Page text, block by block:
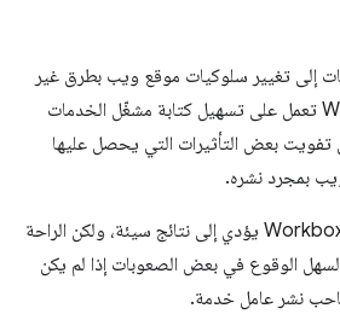
إلى تغيير سلوكيات موقع ويب بطرق غير
متوقعة. نظرًا لأن Workbox تعمل على تسهيل كتابة مشغّل الخدمات
تفويت بعض التأثيرات التي يحصل عليها
بمجرد نشره.
وهذا لا يعني أن استخدام Workbox يؤدي إلى نتائج سيئة، ولكن الراحة
الوقوع في بعض الصعوبات إذا لم يكن
نشر عامل خدمة.